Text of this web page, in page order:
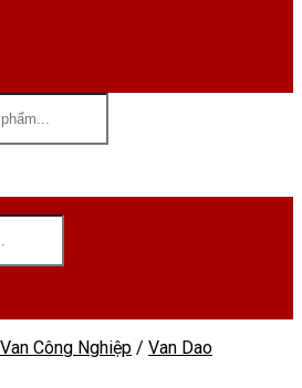
Van Công Nghiệp / Van Dao